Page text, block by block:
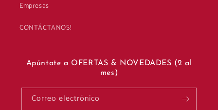
Empresas
CONTÁCTANOS!
Apúntate a OFERTAS & NOVEDADES (2 al
mes)
Correo electrónico